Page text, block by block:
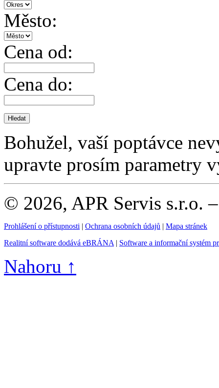
Město:
Cena od:
Cena do:
Bohužel, vaší poptávce
upravte prosím parametry
© 2026, APR Servis s.r.o.
Prohlášení o přístupnosti | Ochrana osobních údajů | Mapa stránek
Realitní software dodává eBRÁNA | Software a informační systém
Nahoru ↑